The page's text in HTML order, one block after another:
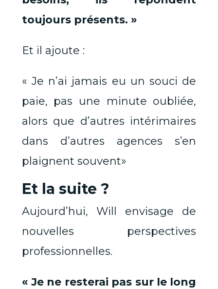
toujours présents. »
Et il ajoute :
« Je n’ai jamais eu un souci de
paie, pas une minute oubliée,
alors que d’autres intérimaires
dans d’autres agences s’en
plaignent souvent»
Et la suite ?
Aujourd’hui, Will envisage de
nouvelles perspectives
professionnelles.
« Je ne resterai pas sur le long